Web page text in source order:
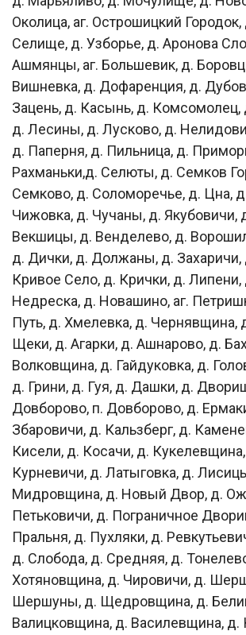
Околица, аг. Острошицкий Городок,
Селище, д. Узборье, д. Аронова
Ашмянцы, аг. Большевик, д.
Вишневка, д. Дофаренция, д.
Зацень, д. Касынь, д. Комсомолец,
д. Лесины, д. Лусково, д.
д. Паперня, д. Пильница, д.
Рахманьки,д. Селюты, д. Семков
Семково, д. Соломоречье, д. Цна,
Чижовка, д. Чучаны, д. Якубовичи,
Векшицы, д. Венделево, д.
д. Дички, д. Должаны, д.
Кривое Село, д. Крички, д. Липени,
Недреска, д. Новашино, аг.
Путь, д. Хмелевка, д. Чернявщина,
Щеки, д. Агарки, д. Ашнарово, д.
Волковщина, д. Гайдуковка, д.
д. Грини, д. Гуя, д. Дашки, д.
Довборово, п. Довборово, д.
Збаровичи, д. Кальзберг, д.
Кисели, д. Косачи, д.
Курневичи, д. Латыговка, д.
Мидровщина, д. Новый Двор, д.
Петьковичи, д. Пограничное
Пральня, д. Пухляки, д.
д. Слобода, д. Средняя, д.
Хотяновщина, д. Чировичи, д.
Шершуны, д. Щедровщина, д.
Валицковщина, д. Василевщина, д.